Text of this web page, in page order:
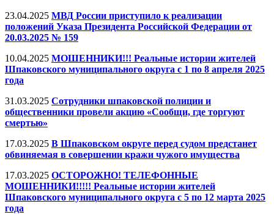
23.04.2025 МВД России приступило к реализации
положений Указа Президента Российской Федерации от
20.03.2025 № 159
10.04.2025 МОШЕННИКИ!!! Реальные истории жителей
Шпаковского муниципального округа с 1 по 8 апреля 2025
года
31.03.2025 Сотрудники шпаковской полиции и
общественники провели акцию «Сообщи, где торгуют
смертью»
17.03.2025 В Шпаковском округе перед судом предстанет
обвиняемая в совершении кражи чужого имущества
17.03.2025 ОСТОРОЖНО! ТЕЛЕФОННЫЕ
МОШЕННИКИ!!!!! Реальные истории жителей
Шпаковского муниципального округа с 5 по 12 марта 2025
года